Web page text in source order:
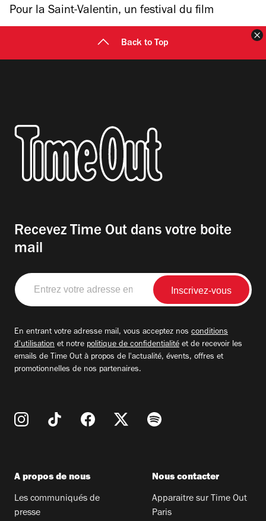
d’événements musicaux bien costauds pour
2025
Pour la Saint-Valentin, un festival du film
Back to Top
Recevez Time Out dans votre boite
mail
Entrez
votre
adresse
En entrant votre adresse mail, vous acceptez nos conditions
d'utilisation et notre politique de confidentialité et de recevoir les
emails de Time Out à propos de l'actualité, évents, offres et
promotionnelles de nos partenaires.
A propos de nous
Les communiqués de
presse
Nous contacter
Apparaitre sur Time Out
Paris